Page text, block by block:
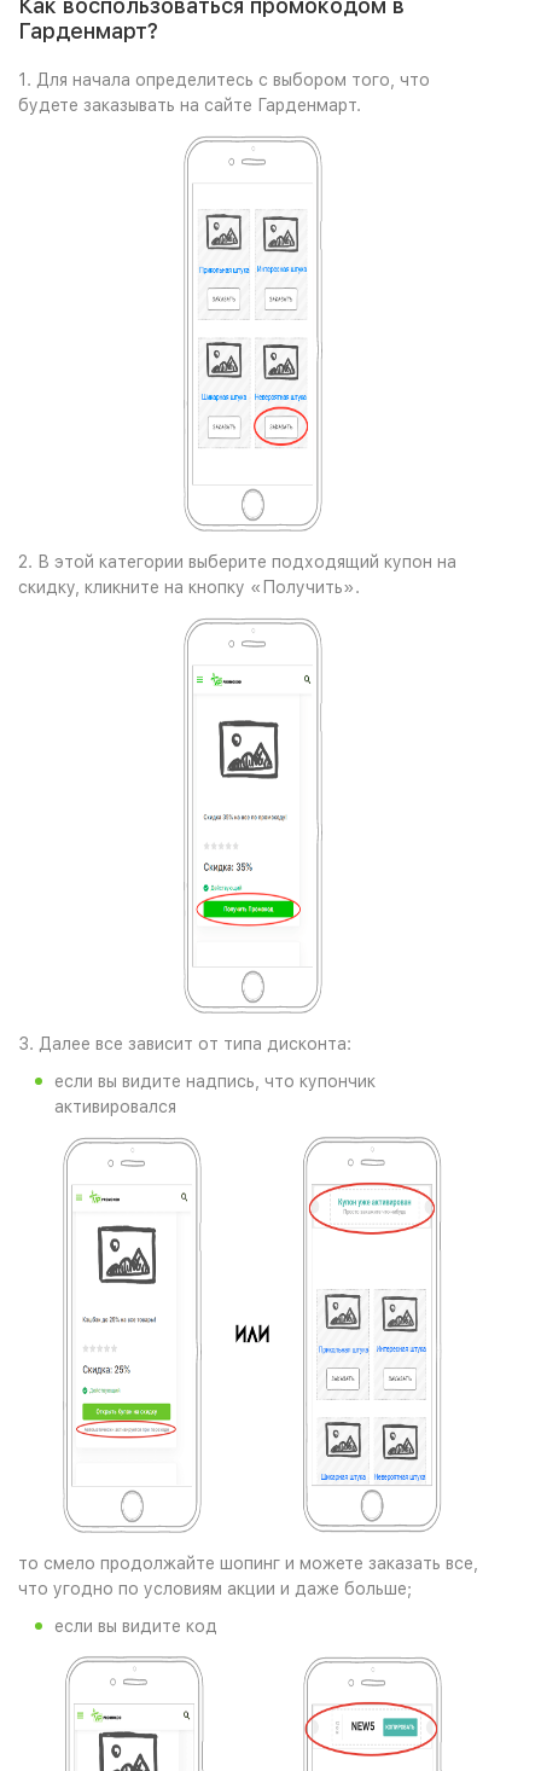
Как воспользоваться промокодом в
Гарденмарт?
1. Для начала определитесь с выбором того, что
будете заказывать на сайте Гарденмарт.
2. В этой категории выберите подходящий купон на
скидку, кликните на кнопку «Получить».
3. Далее все зависит от типа дисконта:
если вы видите надпись, что купончик
активировался
то смело продолжайте шопинг и можете заказать все,
что угодно по условиям акции и даже больше;
если вы видите код